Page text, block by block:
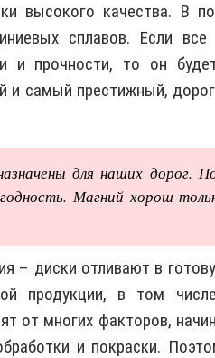
высокого качества. В
сплавов. Если все
и прочности, то он
и самый престижный,
для наших дорог.
Магний хорош
– диски отливают в
продукции, в том
от многих факторов,
и покраски.